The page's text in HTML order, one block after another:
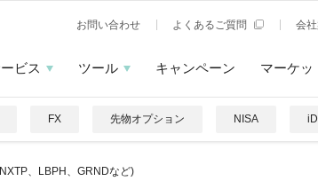
お問い合わせ よくあるご質問 会
ビス ツール キャンペーン マーケッ
FX 先物オプション NISA
、LBPH、GRNDなど)